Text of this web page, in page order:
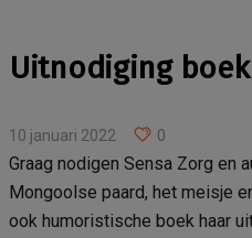
Uitnodiging
10 januari 2022 0
Graag nodigen Sensa Zorg en
Mongoolse paard, het meisje
ook humoristische boek haar